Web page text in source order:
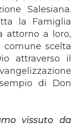
Salesiana.
la Famiglia
attorno a loro,
scelta
attraverso il
di Don
vissuto da